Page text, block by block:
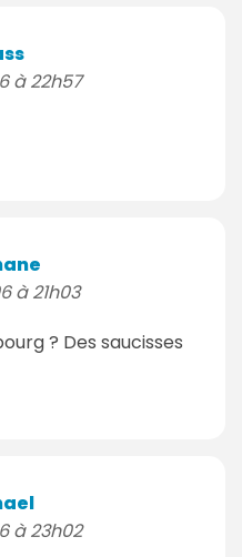
à 22h57
à 21h03
? Des saucisses
à 23h02